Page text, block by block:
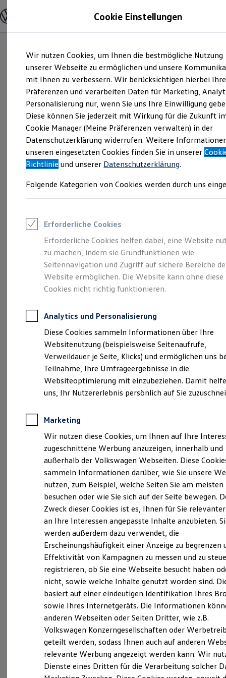
Hauptinhalt
springen
Footer
springen
Modelle und Konfigurator
Modelle vergleichen
Elektroautos
ENERGY Sondermodelle
Nutzfahrzeuge
SUV und CUV
Familienautos
Kombis
Kompaktwagen
Sportwagen
Schnell verfügbare Fahrzeuge
Angebote und Produkte
Aktuelle Angebote
E-Auto-Förderung
Volkswagen Marktplatz
Junge Gebrauchtwagen und Gebrauchtwagen
Saisonangebote
Leasing
Leasing-Angebote
Gebrauchtwagen Leasing
Junge Gebrauchtwagen-Leasing
Elektroauto Leasing
Kleinwagen-Leasing
Leasing ohne Anzahlung
Autokredit mit Schlussrate
Versicherungen und Garantien
Kfz-Versicherung
Restschuldversicherungen
Garantien
Wartungsverträge
Geschäftskunden
Professional Class bei Volkswagen
Großkunden
Behörden
Anpfiff zum Gewinn
Elektroautos
ID. Tutorials
Elektrofahrzeugkonzepte
Reichweite
Reichweite der ID. Modelle
Reichweite im Winter
Laden
Laden unterwegs
Laden Zuhause
Ladezeitensimulator
Batterie
Sicherheit
Garantie und Lebensdauer
Nachhaltigkeit
Technologie
Kosten und Kauf
Verbrauchskosten
Kaufoptionen
E-Auto-Förderung
Software und Konnektivität
Die ID. Software 6
ID. Software Versionen und Updates
Digitale Extras
Schnittstellen zu Ihrem ID.
Eine Spur Extra. Der
neue vollelektrische
ID. Polo
Impressum & Rechtliches
Probefahrt vereinbaren
Fahrzeugangebot anfordern
Servicetermin buchen
Serviceanfrage stellen
Cookie Einstellungen
Wir nutzen Cookies, um Ihnen die bestmögliche Nutzung
unserer Webseite zu ermöglichen und unsere
mit Ihnen zu verbessern. Wir berücksichtigen hierbei Ihre
Präferenzen und verarbeiten Daten für Marketing,
Personalisierung nur, wenn Sie uns Ihre Einwilligung
Diese können Sie jederzeit mit Wirkung für die Zukunft
Cookie Manager (Meine Präferenzen verwalten) in der
Datenschutzerklärung widerrufen. Weitere
unseren eingesetzten Cookies finden Sie in unserer
Richtlinie und unserer Datenschutzerklärung.
Folgende Kategorien von Cookies werden durch uns
Erforderliche Cookies
Erforderliche Cookies helfen dabei, eine Website
zu machen, indem sie Grundfunktionen wie
Seitennavigation und Zugriff auf sichere Bereiche
Website ermöglichen. Die Website kann ohne diese
Cookies nicht richtig funktionieren.
Analytics und Personalisierung
Diese Cookies sammeln Informationen über Ihre
Websitenutzung (beispielsweise Seitenaufrufe,
Verweildauer je Seite, Klicks) und ermöglichen uns
Teilnahme, Ihre Umfrageergebnisse in die
Websiteoptimierung mit einzubeziehen. Damit
uns, Ihr Nutzererlebnis persönlich auf Sie
Marketing
Wir nutzen diese Cookies, um Ihnen auf Ihre
zugeschnittene Werbung anzuzeigen, innerhalb und
außerhalb der Volkswagen Webseiten. Diese
sammeln Informationen darüber, wie Sie unsere
nutzen, zum Beispiel, welche Seiten Sie am meisten
besuchen oder wie Sie sich auf der Seite bewegen.
Zweck dieser Cookies ist es, Ihnen für Sie
an Ihre Interessen angepasste Inhalte anzubieten.
werden außerdem dazu verwendet, die
Erscheinungshäufigkeit einer Anzeige zu begrenzen
Effektivität von Kampagnen zu messen und zu
registrieren, ob Sie eine Webseite besucht haben
nicht, sowie welche Inhalte genutzt worden sind.
basiert auf einer eindeutigen Identifikation Ihres
sowie Ihres Internetgeräts. Die Informationen
anderen Webseiten oder Seiten Dritter, wie z.B.
Volkswagen Konzerngesellschaften oder
geteilt werden, sodass Ihnen auch auf anderen
relevante Werbung angezeigt werden kann. Wir
Dienste eines Dritten für die Verarbeitung solcher